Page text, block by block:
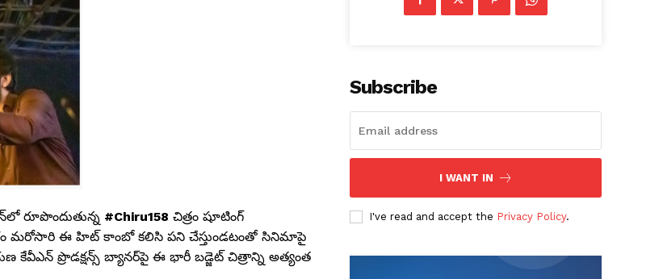
రూపొందుతున్న #Chiru158 చిత్రం షూటింగ్
మరోసారి ఈ హిట్ కాంబో కలిసి పని చేస్తుండటంతో సినిమాపై
ప్రొడక్షన్స్ బ్యానర్‌పై ఈ భారీ బడ్జెట్ చిత్రాన్ని అత్యంత
Subscribe
I WANT IN
I've read and accept the Privacy Policy.